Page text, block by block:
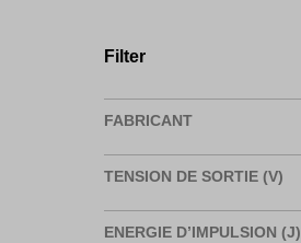
Filter
FABRICANT
TENSION DE SORTIE (V)
ENERGIE D’IMPULSION (J)